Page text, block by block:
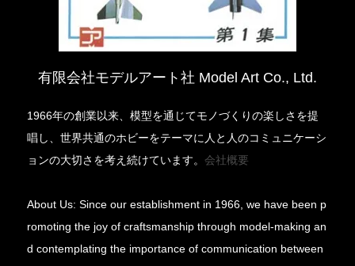
有限会社モデルアート社 Model Art Co., Ltd.
1966年の創業以来、模型を通じてモノづくりの楽しさを提
唱し、世界共通のホビーをテーマに人と人のコミュニケーシ
ョンの大切さを考え続けています。会社概要
About Us: Since our establishment in 1966, we have been p
romoting the joy of craftsmanship through model-making an
d contemplating the importance of communication between